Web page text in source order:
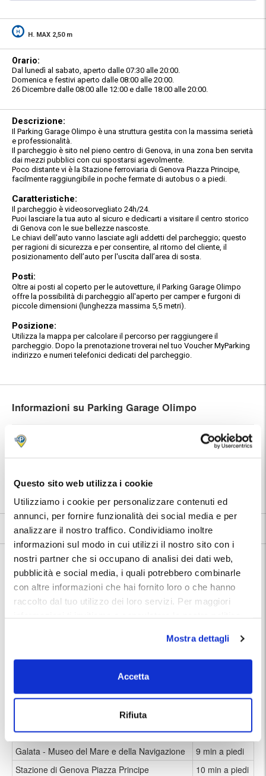
Questo sito web utilizza i cookie
Utilizziamo i cookie per personalizzare contenuti ed
annunci, per fornire funzionalità dei social media e per
analizzare il nostro traffico. Condividiamo inoltre
informazioni sul modo in cui utilizzi il nostro sito con i
nostri partner che si occupano di analisi dei dati web,
pubblicità e social media, i quali potrebbero combinarle
con altre informazioni che hai fornito loro o che hanno
raccolto dal tuo utilizzo dei loro servizi. Per maggiori
Mostra dettagli
Accetta
Rifiuta
H. MAX 2,50 m
Orario:
Dal lunedì al sabato, aperto dalle 07:30 alle 20:00.
Domenica e festivi aperto dalle 08:00 alle 20:00.
26 Dicembre dalle 08:00 alle 12:00 e dalle 18:00 alle 20:00.
Descrizione:
Il Parking Garage Olimpo è una struttura gestita con la massima serietà
e professionalità.
Il parcheggio è sito nel pieno centro di Genova, in una zona ben servita
dai mezzi pubblici con cui spostarsi agevolmente.
Poco distante vi è la Stazione ferroviaria di Genova Piazza Principe,
facilmente raggiungibile in poche fermate di autobus o a piedi.
Caratteristiche:
Il parcheggio è videosorvegliato 24h/24.
Puoi lasciare la tua auto al sicuro e dedicarti a visitare il centro storico
di Genova con le sue bellezze nascoste.
Le chiavi dell'auto vanno lasciate agli addetti del parcheggio; questo
per ragioni di sicurezza e per consentire, al ritorno del cliente, il
posizionamento dell’auto per l'uscita dall’area di sosta.
Posti:
Oltre ai posti al coperto per le autovetture, il Parking Garage Olimpo
offre la possibilità di parcheggio all'aperto per camper e furgoni di
piccole dimensioni (lunghezza massima 5,5 metri).
Posizione:
Utilizza la mappa per calcolare il percorso per raggiungere il
parcheggio. Dopo la prenotazione troverai nel tuo Voucher MyParking
indirizzo e numeri telefonici dedicati del parcheggio.
Informazioni su Parking Garage Olimpo
🅿️ Caratteristiche:
🔧 Servizi aggiuntivi:
📍 Destinazioni servite:
|Genova
8.4 190 recensioniVedi tutte
Nelle vicinanze:
Partendo dal Garage Olimpo, in pochi minuti a piedi, si possono
raggiungere l'Acquario di Genova, l'area Expo del Porto Antico, il
Galata - Museo del Mare e della Navigazione.
A brevissima distanza si trovano anche Via Balbi, con il Museo Palazzo
Reale e i suoi palazzi storici, sede di alcune Facoltà dell'Università
Con una breve passeggiata è possibile recarsi alla vicina Stazione di
verso tutte le destinazioni.
Museo di Palazzo Reale
8 min a piedi
Palazzi e Musei di Strada Nuova
Acquario di Genova
9 min a piedi
Galata - Museo del Mare e della Navigazione
9 min a piedi
Stazione di Genova Piazza Principe
10 min a piedi